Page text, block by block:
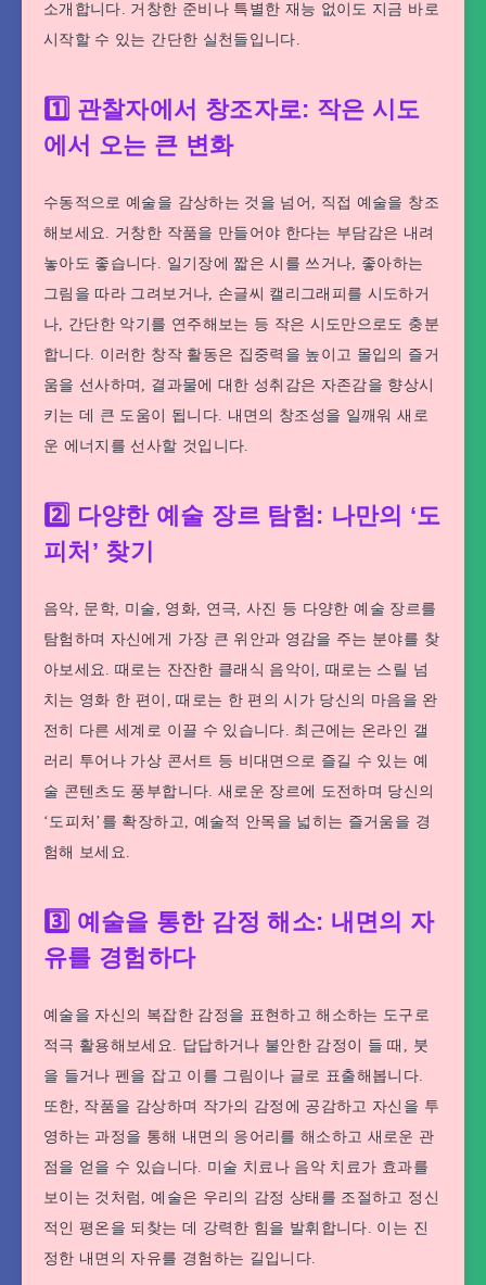
소개합니다. 거창한 준비나 특별한 재능 없이도 지금 바로
시작할 수 있는 간단한 실천들입니다.
1️⃣ 관찰자에서 창조자로: 작은 시도
에서 오는 큰 변화
수동적으로 예술을 감상하는 것을 넘어, 직접 예술을 창조
해보세요. 거창한 작품을 만들어야 한다는 부담감은 내려
놓아도 좋습니다. 일기장에 짧은 시를 쓰거나, 좋아하는
그림을 따라 그려보거나, 손글씨 캘리그래피를 시도하거
나, 간단한 악기를 연주해보는 등 작은 시도만으로도 충분
합니다. 이러한 창작 활동은 집중력을 높이고 몰입의 즐거
움을 선사하며, 결과물에 대한 성취감은 자존감을 향상시
키는 데 큰 도움이 됩니다. 내면의 창조성을 일깨워 새로
운 에너지를 선사할 것입니다.
2️⃣ 다양한 예술 장르 탐험: 나만의 ‘도
피처’ 찾기
음악, 문학, 미술, 영화, 연극, 사진 등 다양한 예술 장르를
탐험하며 자신에게 가장 큰 위안과 영감을 주는 분야를 찾
아보세요. 때로는 잔잔한 클래식 음악이, 때로는 스릴 넘
치는 영화 한 편이, 때로는 한 편의 시가 당신의 마음을 완
전히 다른 세계로 이끌 수 있습니다. 최근에는 온라인 갤
러리 투어나 가상 콘서트 등 비대면으로 즐길 수 있는 예
술 콘텐츠도 풍부합니다. 새로운 장르에 도전하며 당신의
‘도피처’를 확장하고, 예술적 안목을 넓히는 즐거움을 경
험해 보세요.
3️⃣ 예술을 통한 감정 해소: 내면의 자
유를 경험하다
예술을 자신의 복잡한 감정을 표현하고 해소하는 도구로
적극 활용해보세요. 답답하거나 불안한 감정이 들 때, 붓
을 들거나 펜을 잡고 이를 그림이나 글로 표출해봅니다.
또한, 작품을 감상하며 작가의 감정에 공감하고 자신을 투
영하는 과정을 통해 내면의 응어리를 해소하고 새로운 관
점을 얻을 수 있습니다. 미술 치료나 음악 치료가 효과를
보이는 것처럼, 예술은 우리의 감정 상태를 조절하고 정신
적인 평온을 되찾는 데 강력한 힘을 발휘합니다. 이는 진
정한 내면의 자유를 경험하는 길입니다.